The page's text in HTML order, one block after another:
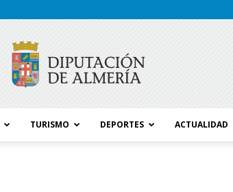
TURISMO DEPORTES ACTUALIDAD